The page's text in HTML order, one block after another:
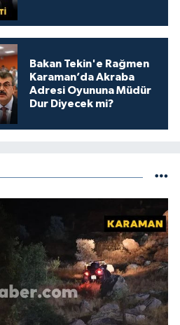
Bakan Tekin'e Rağmen
Karaman’da Akraba
Adresi Oyununa Müdür
Dur Diyecek mi?